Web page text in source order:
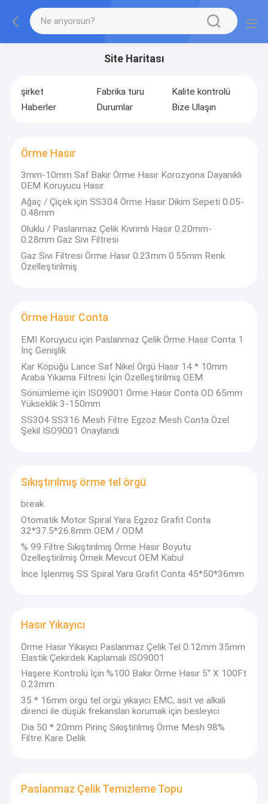
Site Haritası
şirket Fabrika turu
Kalite kontrolü
Haberler
Durumlar Bize Ulaşın
Örme Hasır
3mm-10mm Saf Bakır Örme Hasır Korozyona Dayanıklı
OEM Koruyucu Hasır
Ağaç / Çiçek için SS304 Örme Hasır Dikim Sepeti 0.05-
0.48mm
Oluklu / Paslanmaz Çelik Kıvrımlı Hasır 0.20mm-
0.28mm Gaz Sıvı Filtresi
Gaz Sıvı Filtresi Örme Hasır 0.23mm 0.55mm Renk
Özelleştirilmiş
Örme Hasır Conta
EMI Koruyucu için Paslanmaz Çelik Örme Hasır Conta 1
İnç Genişlik
Kar Köpüğü Lance Saf Nikel Örgü Hasır 14 * 10mm
Araba Yıkama Filtresi İçin Özelleştirilmiş OEM
Sönümleme için ISO9001 Örme Hasır Conta OD 65mm
Yükseklik 3-150mm
SS304 SS316 Mesh Filtre Egzoz Mesh Conta Özel
Şekil ISO9001 Onaylandı
Sıkıştırılmış örme tel örgü
break
Otomatik Motor Spiral Yara Egzoz Grafit Conta
32*37.5*26.8mm OEM / ODM
% 99 Filtre Sıkıştırılmış Örme Hasır Boyutu
Özelleştirilmiş Örnek Mevcut OEM Kabul
İnce İşlenmiş SS Spiral Yara Grafit Conta 45*50*36mm
Hasır Yıkayıcı
Örme Hasır Yıkayıcı Paslanmaz Çelik Tel 0.12mm 35mm
Elastik Çekirdek Kaplamalı ISO9001
Haşere Kontrolü İçin %100 Bakır Örme Hasır 5" X 100Ft
0.23mm
35 * 16mm örgü tel örgü yıkayıcı EMC, asit ve alkali
direnci ile düşük frekansları korumak için besleyici
Dia 50 * 20mm Pirinç Sıkıştırılmış Örme Mesh 98%
Filtre Kare Delik
Paslanmaz Çelik Temizleme Topu